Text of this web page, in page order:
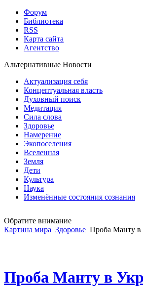
Форум
Библиотека
RSS
Карта сайта
Агентство
Альтернативные Новости
Актуализация себя
Концептуальная власть
Духовный поиск
Медитация
Сила слова
Здоровье
Намерение
Экопоселения
Вселенная
Земля
Дети
Культура
Наука
Изменённые состояния сознания
Обратите внимание
Картина мира Здоровье Проба Манту в
Проба Манту в